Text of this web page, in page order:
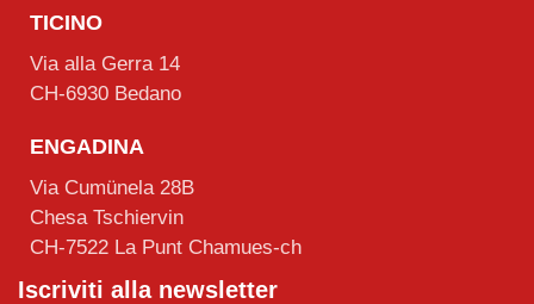
TICINO
Via alla Gerra 14
CH-6930 Bedano
ENGADINA
Via Cumünela 28B
Chesa Tschiervin
CH-7522 La Punt Chamues-ch
Iscriviti alla newsletter